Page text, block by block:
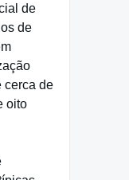
de
de
cerca de
oito